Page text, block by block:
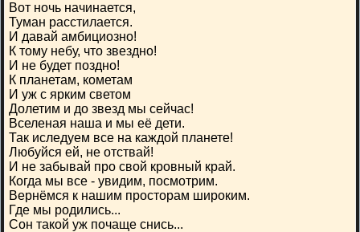
Вот ночь начинается,
Туман расстилается.
И давай амбициозно!
К тому небу, что звездно!
И не будет поздно!
К планетам, кометам
И уж с ярким светом
Долетим и до звезд мы сейчас!
Вселеная наша и мы её дети.
Так иследуем все на каждой планете!
Любуйся ей, не отствай!
И не забывай про свой кровный край.
Когда мы все - увидим, посмотрим.
Вернёмся к нашим просторам широким.
Где мы родились...
Сон такой уж почаще снись...